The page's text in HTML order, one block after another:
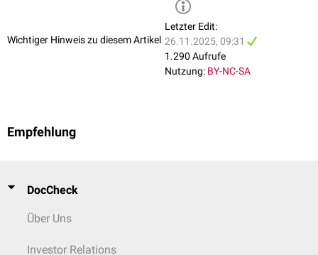
Wichtiger Hinweis zu diesem Artikel
Letzter Edit:
26.11.2025, 09:31
1.290 Aufrufe
Nutzung: BY-NC-SA
Empfehlung
DocCheck
Über Uns
Investor Relations